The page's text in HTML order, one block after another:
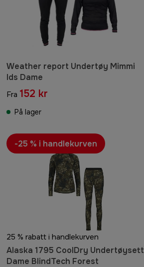
Weather report Undertøy Mimmi
Ids Dame
Fra 152 kr
På lager
25 % rabatt i handlekurven
Alaska 1795 CoolDry Undertøysett
Dame BlindTech Forest
-25 % i handlekurven